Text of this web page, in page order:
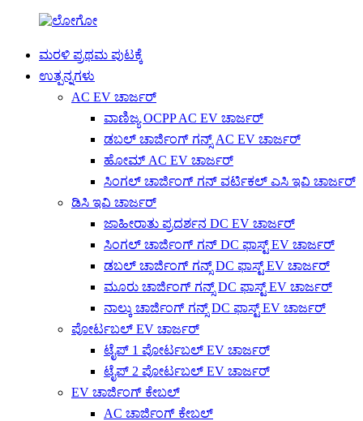
ಮರಳಿ ಪ್ರಥಮ ಪುಟಕ್ಕೆ
ಉತ್ಪನ್ನಗಳು
AC EV ಚಾರ್ಜರ್
ವಾಣಿಜ್ಯ OCPP AC EV ಚಾರ್ಜರ್
ಡಬಲ್ ಚಾರ್ಜಿಂಗ್ ಗನ್ಸ್ AC EV ಚಾರ್ಜರ್
ಹೋಮ್ AC EV ಚಾರ್ಜರ್
ಸಿಂಗಲ್ ಚಾರ್ಜಿಂಗ್ ಗನ್ ವರ್ಟಿಕಲ್ ಎಸಿ ಇವಿ ಚಾರ್ಜರ್
ಡಿಸಿ ಇವಿ ಚಾರ್ಜರ್
ಜಾಹೀರಾತು ಪ್ರದರ್ಶನ DC EV ಚಾರ್ಜರ್
ಸಿಂಗಲ್ ಚಾರ್ಜಿಂಗ್ ಗನ್ DC ಫಾಸ್ಟ್ EV ಚಾರ್ಜರ್
ಡಬಲ್ ಚಾರ್ಜಿಂಗ್ ಗನ್ಸ್ DC ಫಾಸ್ಟ್ EV ಚಾರ್ಜರ್
ಮೂರು ಚಾರ್ಜಿಂಗ್ ಗನ್ಸ್ DC ಫಾಸ್ಟ್ EV ಚಾರ್ಜರ್
ನಾಲ್ಕು ಚಾರ್ಜಿಂಗ್ ಗನ್ಸ್ DC ಫಾಸ್ಟ್ EV ಚಾರ್ಜರ್
ಪೋರ್ಟಬಲ್ EV ಚಾರ್ಜರ್
ಟೈಪ್ 1 ಪೋರ್ಟಬಲ್ EV ಚಾರ್ಜರ್
ಟೈಪ್ 2 ಪೋರ್ಟಬಲ್ EV ಚಾರ್ಜರ್
EV ಚಾರ್ಜಿಂಗ್ ಕೇಬಲ್
AC ಚಾರ್ಜಿಂಗ್ ಕೇಬಲ್